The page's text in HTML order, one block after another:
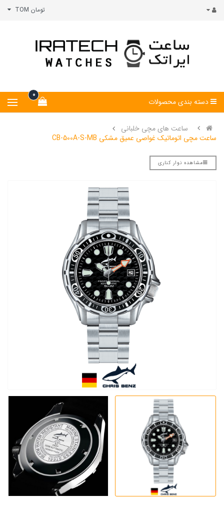
تومان TOM
0
دسته بندی محصولات
ساعت های مچی خلبانی
ساعت مچی اتوماتیک غواصی عمیق مشکی CB-500A-S-MB
مشاهده نوار کناری